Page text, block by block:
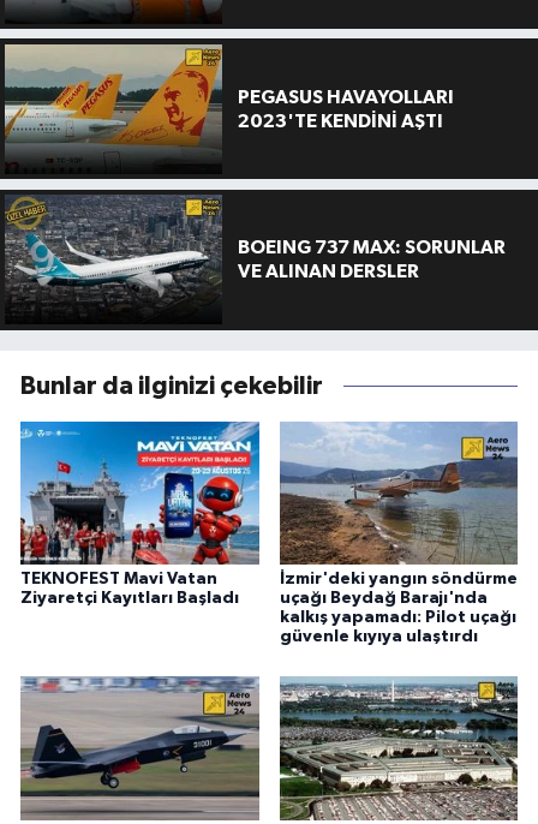
PEGASUS HAVAYOLLARI
2023'TE KENDİNİ AŞTI
BOEING 737 MAX: SORUNLAR
VE ALINAN DERSLER
Bunlar da ilginizi çekebilir
TEKNOFEST Mavi Vatan
Ziyaretçi Kayıtları Başladı
İzmir'deki yangın söndürme
uçağı Beydağ Barajı'nda
kalkış yapamadı: Pilot uçağı
güvenle kıyıya ulaştırdı